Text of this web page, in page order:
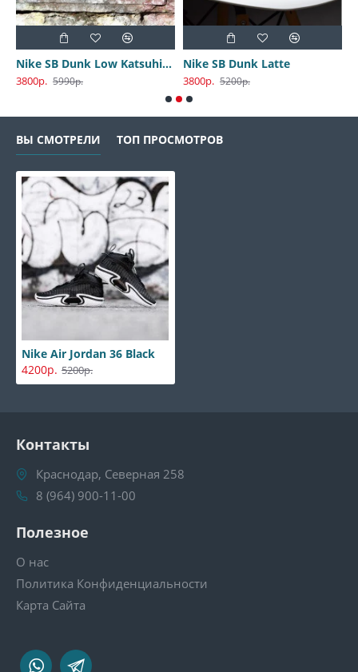
Nike SB Dunk Low Katsuhiro Otomo
3800р. 5990р.
Nike SB Dunk Latte
3800р. 5200р.
ВЫ СМОТРЕЛИ ТОП ПРОСМОТРОВ
Nike Air Jordan 36 Black
4200р. 5200р.
Контакты
Краснодар, Северная 258
8 (964) 900-11-00
Полезное
О нас
Политика Конфиденциальности
Карта Сайта